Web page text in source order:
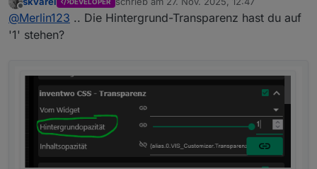
Android
(Hab das Widget verschoben, da im Editor der
Hintergrund nicht bis unten angezeigt wird.)
Offline zuletzt editiert von
@Merlin123 .. Die Hintergrund-Transparenz hast du auf
'1' stehen?